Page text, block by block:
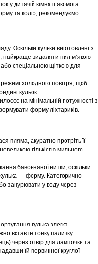
у дитячій кімнаті якомога
та колір, рекомендуємо
Оскільки кульки виготовлені з
найкраще видаляти пил м’якою
спеціальною щіткою для
холодного повітря, щоб
кульок.
на мінімальній потужності з
форму ліхтариків.
пляма, акуратно протріть її
кількістю мильного
бавовняної нитки, оскільки
— форму. Категорично
занурювати у воду через
кулька злегка
вставте тонку паличку
через отвір для лампочки та
їй первинної круглої